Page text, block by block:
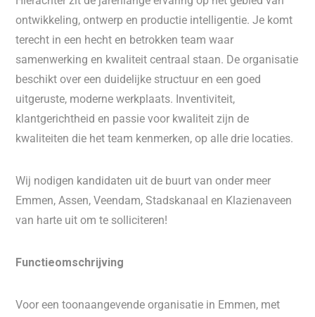
ontwikkeling, ontwerp en productie intelligentie. Je komt
terecht in een hecht en betrokken team waar
samenwerking en kwaliteit centraal staan. De organisatie
beschikt over een duidelijke structuur en een goed
uitgeruste, moderne werkplaats. Inventiviteit,
klantgerichtheid en passie voor kwaliteit zijn de
kwaliteiten die het team kenmerken, op alle drie locaties.
Wij nodigen kandidaten uit de buurt van onder meer
Emmen, Assen, Veendam, Stadskanaal en Klazienaveen
van harte uit om te solliciteren!
Functieomschrijving
Voor een toonaangevende organisatie in Emmen, met